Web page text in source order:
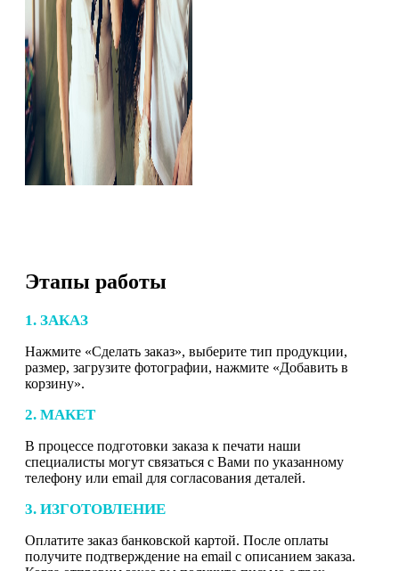
Этапы работы
1. ЗАКАЗ
Нажмите «Сделать заказ», выберите тип продукции,
размер, загрузите фотографии, нажмите «Добавить в
корзину».
2. МАКЕТ
В процессе подготовки заказа к печати наши
специалисты могут связаться с Вами по указанному
телефону или email для согласования деталей.
3. ИЗГОТОВЛЕНИЕ
Оплатите заказ банковской картой. После оплаты
получите подтверждение на email с описанием заказа.